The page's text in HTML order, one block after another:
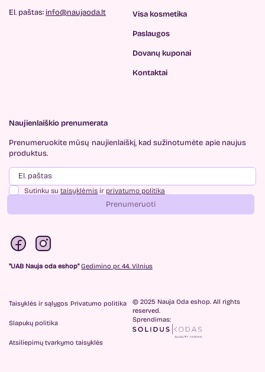
El. paštas: info@naujaoda.lt Visa kosmetika
Paslaugos
Dovanų kuponai
Kontaktai
Naujienlaiškio prenumerata
Prenumeruokite mūsų naujienlaiškį, kad sužinotumėte apie naujus
produktus.
Sutinku su taisyklėmis ir privatumo politika
Prenumeruoti
"UAB Nauja oda eshop" Gedimino pr. 44. Vilnius
Taisyklės ir sąlygos Privatumo politika
Slapukų politika
Atsiliepimų tvarkymo taisyklės
© 2025 Nauja Oda eshop. All rights
reserved.
Sprendimas: